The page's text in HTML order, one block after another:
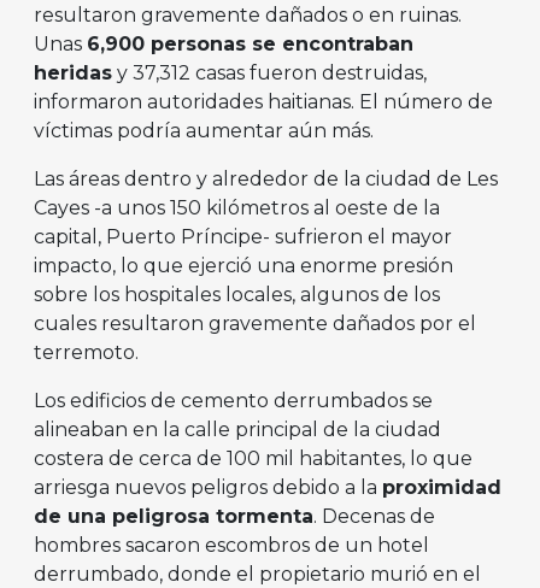
resultaron gravemente dañados o en ruinas.
Unas 6,900 personas se encontraban
heridas y 37,312 casas fueron destruidas,
informaron autoridades haitianas. El número de
víctimas podría aumentar aún más.
Las áreas dentro y alrededor de la ciudad de Les
Cayes -a unos 150 kilómetros al oeste de la
capital, Puerto Príncipe- sufrieron el mayor
impacto, lo que ejerció una enorme presión
sobre los hospitales locales, algunos de los
cuales resultaron gravemente dañados por el
terremoto.
Los edificios de cemento derrumbados se
alineaban en la calle principal de la ciudad
costera de cerca de 100 mil habitantes, lo que
arriesga nuevos peligros debido a la proximidad
de una peligrosa tormenta. Decenas de
hombres sacaron escombros de un hotel
derrumbado, donde el propietario murió en el